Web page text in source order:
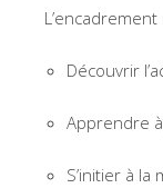
Découvrir
Apprendre
S’initier à la